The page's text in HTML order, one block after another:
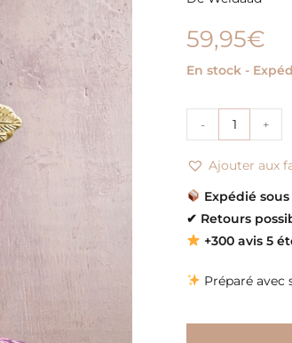
59,95€
En stock -
- +
Ajouter aux
Expédié
✔ Retours
+300 avis 5
Préparé avec